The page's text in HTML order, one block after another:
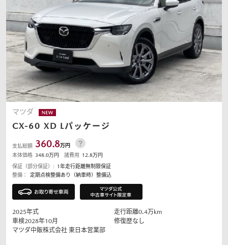
マツダ
CX-60 XD Lパッケージ
支払総額 360.8万円
本体価格 348.0万円 諸費用 12.8万円
保証（部分保証）: 1年走行距離無制限保証
整備：
定期点検整備あり（納車時）整備込
2025年式 走行距離0.4万km
車検2028年10月
修復歴なし
マツダ中販株式会社 東日本営業部